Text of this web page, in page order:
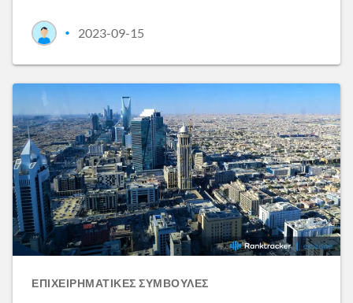
• 2023-09-15
ΕΠΙΧΕΙΡΗΜΑΤΙΚΈΣ ΣΥΜΒΟΥΛΈΣ